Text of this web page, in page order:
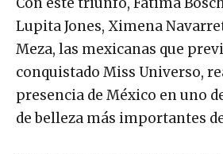
Lupita Jones, Ximena
Meza, las mexicanas que
conquistado Miss Universo,
presencia de México en uno
de belleza más importantes